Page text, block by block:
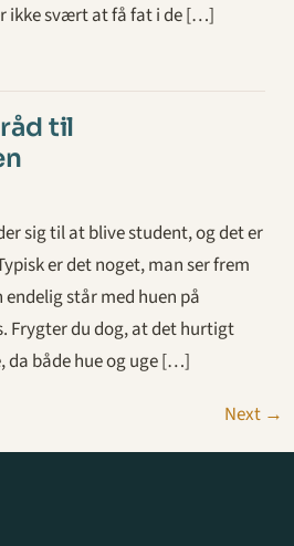
ikke svært at få fat i de […]
til
sig til at blive student, og det er
er det noget, man ser frem
står med huen på
Frygter du dog, at det hurtigt
da både hue og uge […]
Next →